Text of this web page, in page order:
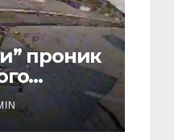
проник
спалив
запуску